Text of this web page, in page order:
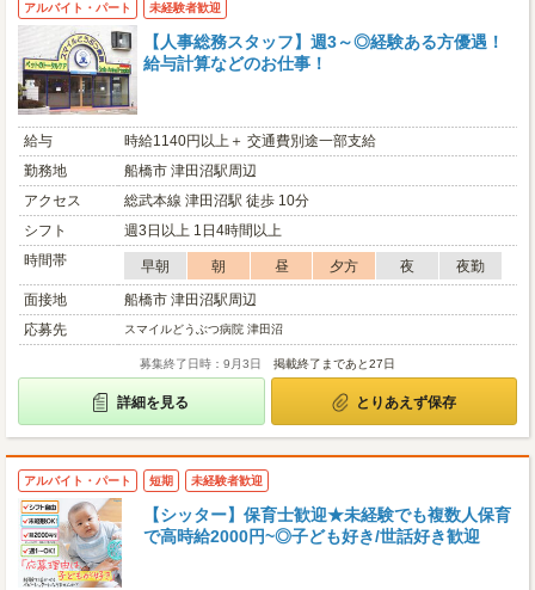
アルバイト・パート 未経験者歓迎
【人事総務スタッフ】週3～◎経験ある方優遇！
給与計算などのお仕事！
給与
時給1140円以上＋ 交通費別途一部支給
勤務地
船橋市 津田沼駅周辺
アクセス
総武本線 津田沼駅 徒歩 10分
シフト
週3日以上 1日4時間以上
時間帯
早朝 朝 昼 夕方 夜
夜勤
面接地
船橋市 津田沼駅周辺
応募先
スマイルどうぶつ病院 津田沼
募集終了日時：9月3日 掲載終了まであと27日
詳細を見る とりあえず保存
アルバイト・パート 短期 未経験者歓迎
【シッター】保育士歓迎★未経験でも複数人保育
で高時給2000円~◎子ども好き/世話好き歓迎